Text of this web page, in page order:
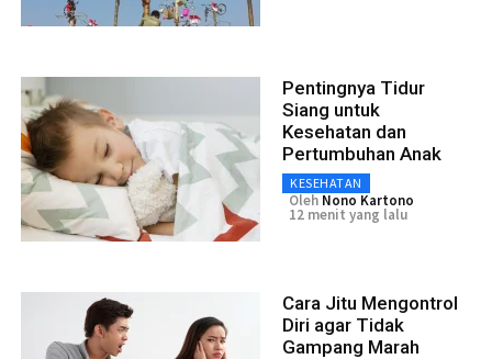
Pentingnya Tidur
Siang untuk
Kesehatan dan
Pertumbuhan Anak
KESEHATAN
Oleh Nono Kartono
12 menit yang lalu
Cara Jitu Mengontrol
Diri agar Tidak
Gampang Marah